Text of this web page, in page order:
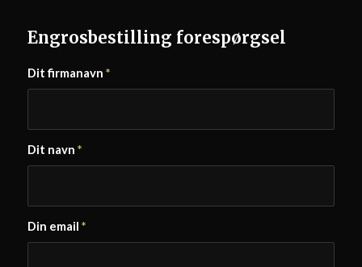
Engrosbestilling forespørgsel
Dit firmanavn *
Dit navn *
Din email *